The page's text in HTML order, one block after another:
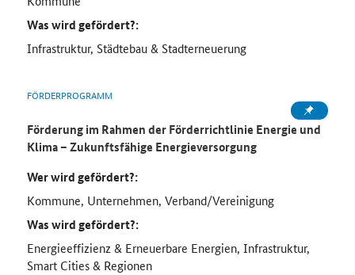
Was wird gefördert?:
Infrastruktur, Städtebau & Stadterneuerung
FÖRDERPROGRAMM
Förderung im Rahmen der Förderrichtlinie Energie und
Klima – Zukunftsfähige Energieversorgung
Wer wird gefördert?:
Kommune, Unternehmen, Verband/Vereinigung
Was wird gefördert?:
Energieeffizienz & Erneuerbare Energien, Infrastruktur,
Smart Cities & Regionen